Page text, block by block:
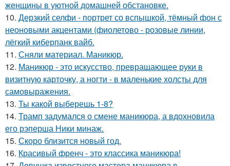
женщины в уютной домашней обстановке.
10. Дерзкий селфи - портрет со вспышкой, тёмный фон с
неоновыми акцентами (фиолетово - розовые линии,
лёгкий киберпанк вайб.
11. Сняли материал. Маникюр.
12. Маникюр - это искусство, превращающее руки в
визитную карточку, а ногти - в маленькие холсты для
самовыражения.
13. Ты какой выберешь 1-8?
14. Трамп задумался о смене маникюра, а вдохновила
его рэперша Ники минаж.
15. Скоро близится новый год.
16. Красивый френч - это классика маникюра!